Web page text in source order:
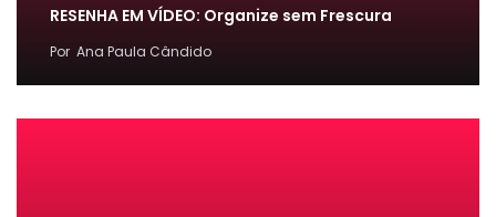
RESENHA EM VÍDEO: Organize sem Frescura
Por Ana Paula Cândido